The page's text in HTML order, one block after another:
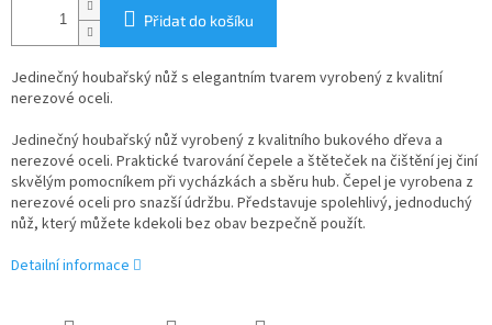
Přidat do košíku
Jedinečný houbařský nůž s elegantním tvarem vyrobený z kvalitní
nerezové oceli.
Jedinečný houbařský nůž vyrobený z kvalitního bukového dřeva a
nerezové oceli. Praktické tvarování čepele a štěteček na čištění jej činí
skvělým pomocníkem při vycházkách a sběru hub. Čepel je vyrobena z
nerezové oceli pro snazší údržbu. Představuje spolehlivý, jednoduchý
nůž, který můžete kdekoli bez obav bezpečně použít.
Detailní informace